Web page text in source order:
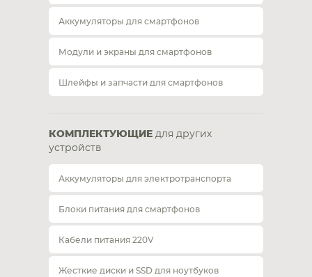
Аккумуляторы для смартфонов
Модули и экраны для смартфонов
Шлейфы и запчасти для смартфонов
КОМПЛЕКТУЮЩИЕ для других
устройств
Аккумуляторы для электротранспорта
Блоки питания для смартфонов
Кабели питания 220V
Жесткие диски и SSD для ноутбуков